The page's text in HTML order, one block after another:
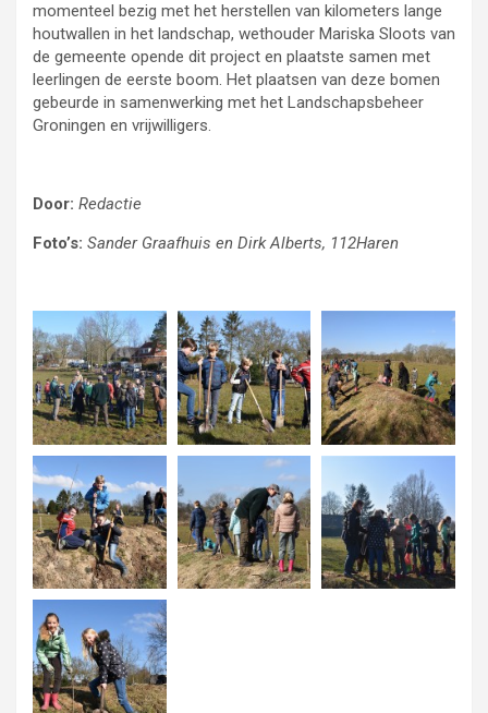
momenteel bezig met het herstellen van kilometers lange
houtwallen in het landschap, wethouder Mariska Sloots van
de gemeente opende dit project en plaatste samen met
leerlingen de eerste boom. Het plaatsen van deze bomen
gebeurde in samenwerking met het Landschapsbeheer
Groningen en vrijwilligers.
Door: Redactie
Foto’s: Sander Graafhuis en Dirk Alberts, 112Haren